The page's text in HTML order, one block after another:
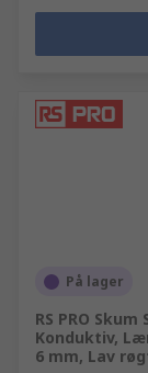
På lager
RS PRO
Konduktiv,
6 mm, Lav